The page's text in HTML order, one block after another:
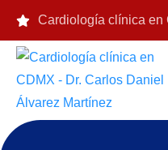
Cardiología clínica en